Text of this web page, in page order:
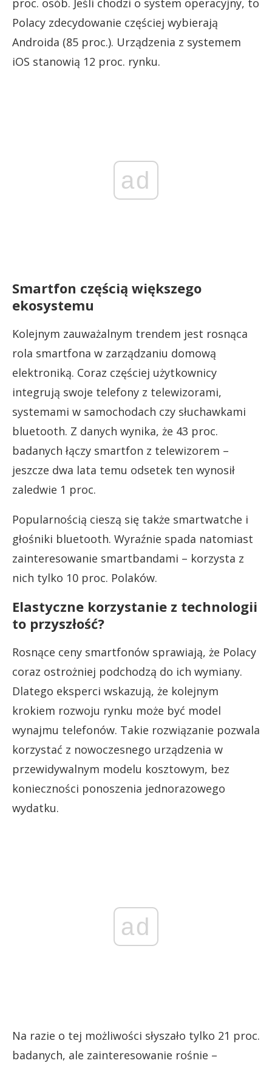
Polacy zdecydowanie częściej wybierają
Androida (85 proc.). Urządzenia z systemem
iOS stanowią 12 proc. rynku.
ad
Smartfon częścią większego
ekosystemu
Kolejnym zauważalnym trendem jest rosnąca
rola smartfona w zarządzaniu domową
elektroniką. Coraz częściej użytkownicy
integrują swoje telefony z telewizorami,
systemami w samochodach czy słuchawkami
bluetooth. Z danych wynika, że 43 proc.
badanych łączy smartfon z telewizorem –
jeszcze dwa lata temu odsetek ten wynosił
zaledwie 1 proc.
Popularnością cieszą się także smartwatche i
głośniki bluetooth. Wyraźnie spada natomiast
zainteresowanie smartbandami – korzysta z
nich tylko 10 proc. Polaków.
Elastyczne korzystanie z technologii
to przyszłość?
Rosnące ceny smartfonów sprawiają, że Polacy
coraz ostrożniej podchodzą do ich wymiany.
Dlatego eksperci wskazują, że kolejnym
krokiem rozwoju rynku może być model
wynajmu telefonów. Takie rozwiązanie pozwala
korzystać z nowoczesnego urządzenia w
przewidywalnym modelu kosztowym, bez
konieczności ponoszenia jednorazowego
wydatku.
ad
Na razie o tej możliwości słyszało tylko 21 proc.
badanych, ale zainteresowanie rośnie –